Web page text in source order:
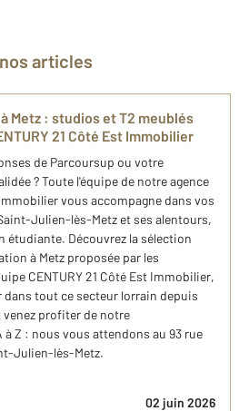
nos articles
Metz : studios et T2 meublés
21 Côté Est Immobilier
de Parcoursup ou votre
? Toute l'équipe de notre agence
vous accompagne dans vos
Julien-lès-Metz et ses alentours,
étudiante. Découvrez la sélection
à Metz proposée par les
CENTURY 21 Côté Est Immobilier,
tout ce secteur lorrain depuis
profiter de notre
à Z : nous vous attendons au 93 rue
Julien-lès-Metz.
02 juin 2026